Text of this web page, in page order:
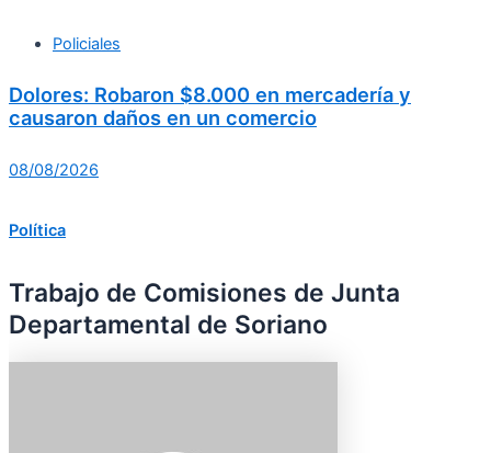
Policiales
Dolores: Robaron $8.000 en mercadería y
causaron daños en un comercio
08/08/2026
Política
Trabajo de Comisiones de Junta
Departamental de Soriano